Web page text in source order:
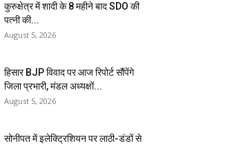
कुरुक्षेत्र में शादी के 8 महीने बाद SDO की
पत्नी की...
August 5, 2026
हिसार BJP विवाद पर आज रिपोर्ट सौंपेंगे
जिला प्रभारी, मंडल अध्यक्षों...
August 5, 2026
सोनीपत में इलेक्ट्रिशियन पर लाठी-डंडों से